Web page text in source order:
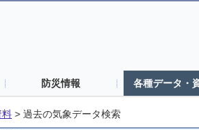
防災情報 各種データ・
料 > 過去の気象データ検索